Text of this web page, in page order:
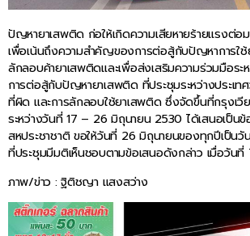
ปัญหายาเสพติด ก่อให้เกิดความเสียหายร้ายแรงต่
เพื่อเน้นถึงความสำคัญของการต่อสู้กับปัญหาการใช้
ลักลอบค้ายาเสพติดและเพื่อส่งเสริมความร่วมมือระ
การต่อสู้กับปัญหายาเสพติด ที่ประชุมระหว่างประเทศ
ที่ผิด และการลักลอบใช้ยาเสพติด ซึ่งจัดขึ้นที่กรุงเวี
ระหว่างวันที่ 17 – 26 มิถุนายน 2530 ได้เสนอเป็
สหประชาชาติ ขอให้วันที่ 26 มิถุนายนของทุกปีเป็น
ที่ประชุมมีมติเห็นชอบตามข้อเสนอดังกล่าว เมื่อวัน
ภาพ/ข่าว : ฐิติชญา แสงสว่าง